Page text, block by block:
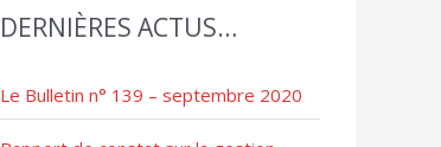
r
h
e
DERNIÈRES ACTUS…
Le Bulletin n° 139 – septembre 2020